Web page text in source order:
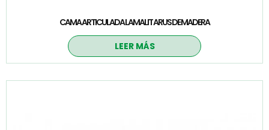
CAMA ARTICULADA LAMALIT ARUS DE MADERA
LEER MÁS